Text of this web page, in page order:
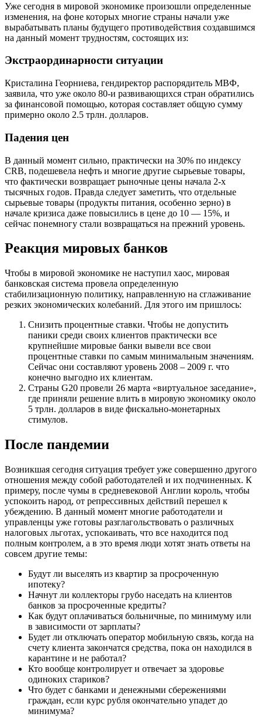
Уже сегодня в мировой экономике произошли определенные
изменения, на фоне которых многие страны начали уже
вырабатывать планы будущего противодействия создавшимся
на данный момент трудностям, состоящих из:
Экстраординарности ситуации
Кристалина Георниева, гендиректор распорядитель МВФ,
заявила, что уже около 80-и развивающихся стран обратились
за финансовой помощью, которая составляет общую сумму
примерно около 2.5 трлн. долларов.
Падения цен
В данный момент сильно, практически на 30% по индексу
CRB, подешевела нефть и многие другие сырьевые товары,
что фактически возвращает рыночные цены начала 2-х
тысячных годов. Правда следует заметить, что отдельные
сырьевые товары (продукты питания, особенно зерно) в
начале кризиса даже повысились в цене до 10 — 15%, и
сейчас понемногу стали возвращаться на прежний уровень.
Реакция мировых банков
Чтобы в мировой экономике не наступил хаос, мировая
банковская система провела определенную
стабилизационную политику, направленную на сглаживание
резких экономических колебаний. Для этого им пришлось:
Снизить процентные ставки. Чтобы не допустить
паники среди своих клиентов практически все
крупнейшие мировые банки вывели все свои
процентные ставки по самым минимальным значениям.
Сейчас они составляют уровень 2008 – 2009 г. что
конечно выгодно их клиентам.
Страны G20 провели 26 марта «виртуальное заседание»,
где приняли решение влить в мировую экономику около
5 трлн. долларов в виде фискально-монетарных
стимулов.
После пандемии
Возникшая сегодня ситуация требует уже совершенно другого
отношения между собой работодателей и их подчиненных. К
примеру, после чумы в средневековой Англии король, чтобы
успокоить народ, от репрессивных действий перешел к
убеждению. В данный момент многие работодатели и
управленцы уже готовы разглагольствовать о различных
налоговых льготах, успокаивать, что все находится под
полным контролем, а в это время люди хотят знать ответы на
совсем другие темы:
Будут ли выселять из квартир за просроченную
ипотеку?
Начнут ли коллекторы грубо наседать на клиентов
банков за просроченные кредиты?
Как будут оплачиваться больничные, по минимуму или
в зависимости от зарплаты?
Будет ли отключать оператор мобильную связь, когда на
счету клиента закончатся средства, пока он находился в
карантине и не работал?
Кто вообще контролирует и отвечает за здоровье
одиноких стариков?
Что будет с банками и денежными сбережениями
граждан, если курс рубля окончательно упадет до
минимума?